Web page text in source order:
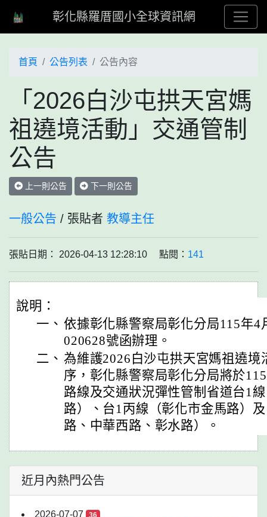
彰化縣羅厝國小全球資訊網
首頁 公告列表 公告內容
「2026白沙屯拱天宮媽
祖遶境活動」交通管制
公告
上一則公告 下一則公告
一般公告 / 張貼者 教導主任
張貼日期： 2026-04-13 12:28:10 點閱： 141
說明：
一、 依據彰化縣警察局彰化分局115年4
020628號函辦理。
二、 為維護2026白沙屯拱天宮媽祖遶境
序，彰化縣警察局彰化分局將於
路線及交通狀況彈性管制省道台1
路）、台1丙線（彰化市金馬路）
路、中華西路、彰水路）。
近月內熱門公告
2026-07-07 36